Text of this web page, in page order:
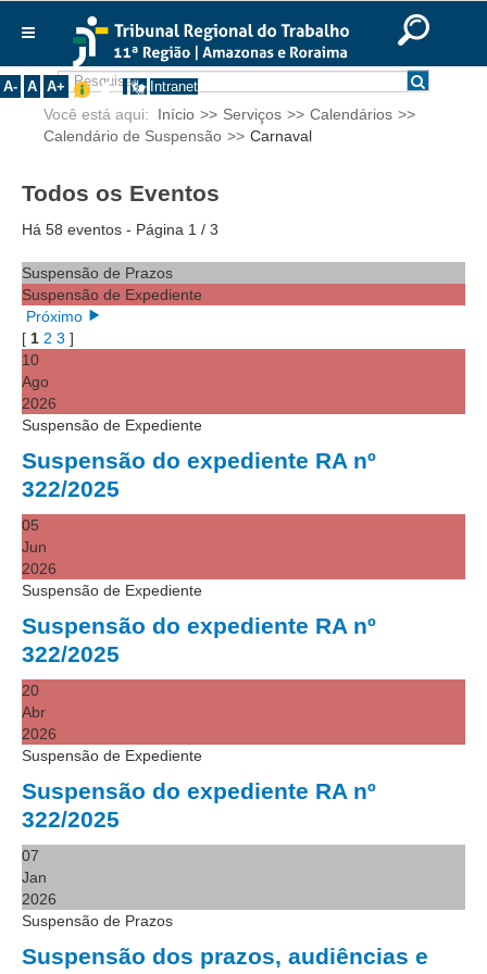
Ir para o rodapé
English
Português Español
A- A A+ Intranet
Institucional
Histórico
Corregedoria
Seções Especializadas
Turmas
Juízes Roraima
Juízes Interior
Juízes Substitutos
Comitês
Comitê Gestor Regional do PJe
Comitê Gestor Regional do e-Gestão e de Tabelas
Dados
Comissão de Ética
Comitê de Priorização do Primeiro Grau
Comissão de Vitaliciamento
Comitê de Atenção Integral à Saúde de Magistrados e
Você está aqui: Início >> Serviços >> Calendários >>
Calendário de Suspensão >> Carnaval
Todos os Eventos
Há 58 eventos - Página 1 / 3
Suspensão de Prazos
Suspensão de Expediente
Próximo
[ 1 2 3 ]
10
Ago
2026
Suspensão de Expediente
Suspensão do expediente RA nº
322/2025
05
Jun
2026
Suspensão de Expediente
Suspensão do expediente RA nº
322/2025
20
Abr
2026
Suspensão de Expediente
Suspensão do expediente RA nº
322/2025
07
Jan
2026
Suspensão de Prazos
Suspensão dos prazos, audiências e
Month